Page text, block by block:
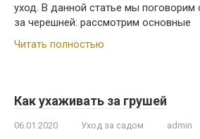
уход. В данной статье мы поговорим
за черешней: рассмотрим основные
Читать полностью
Как ухаживать за грушей
06.01.2020 Уход за садом admin